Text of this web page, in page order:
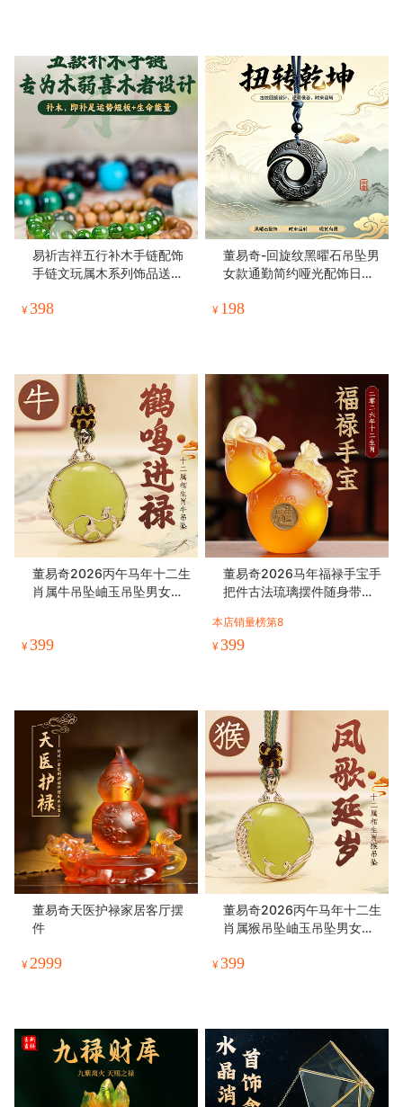
易祈吉祥五行补木手链配饰
手链文玩属木系列饰品送礼
¥398
董易奇-回旋纹黑曜石吊坠男
女款通勤简约哑光配饰日常
¥ 198
董易奇2026丙午马年十二生
肖属牛吊坠岫玉吊坠男女项
¥399
董易奇2026马年福禄手宝手
把件古法琉璃摆件随身带吉
本店销量榜第8
¥399
董易奇天医护禄家居客厅摆
件
¥ 2999
董易奇2026丙午马年十二生
肖属猴吊坠岫玉吊坠男女项
¥399